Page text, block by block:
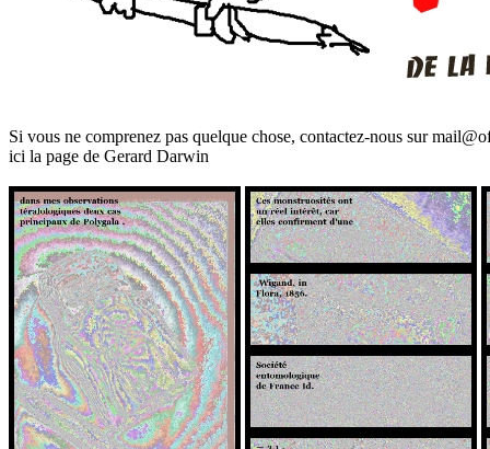
Si vous ne comprenez pas quelque chose, contactez-nous sur
ici la page de Gerard Darwin